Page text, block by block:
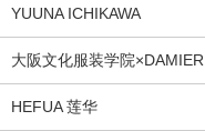
YUUNA ICHIKAWA
大阪文化服装学院×DAMIER
HEFUA 莲华